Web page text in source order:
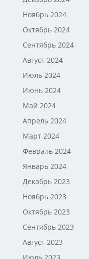
Ноябрь 2024
Октябрь 2024
Сентябрь 2024
Август 2024
Июль 2024
Июнь 2024
Май 2024
Апрель 2024
Март 2024
Февраль 2024
Январь 2024
Декабрь 2023
Ноябрь 2023
Октябрь 2023
Сентябрь 2023
Август 2023